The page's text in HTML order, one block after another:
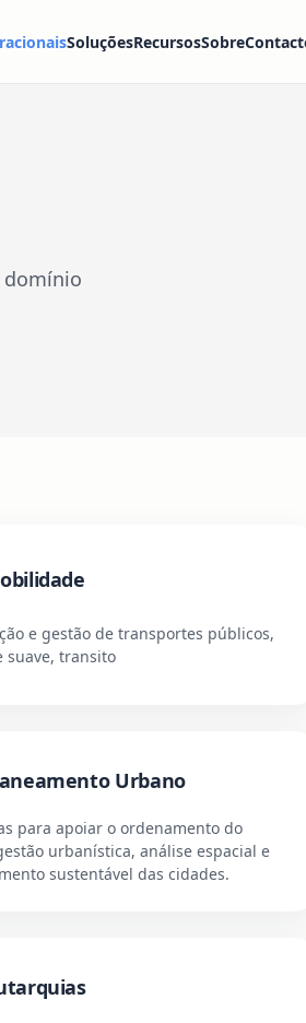
SoluçõesRecursosSobre
domínio
e gestão de transportes públicos,
suave, transito
Urbano
para apoiar o ordenamento do
urbanística, análise espacial e
sustentável das cidades.